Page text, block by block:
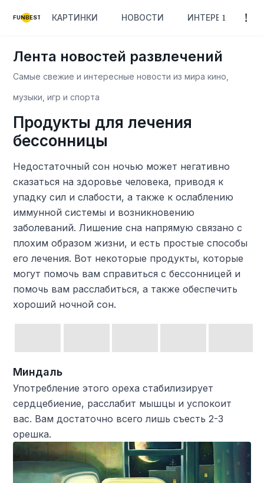
FUNBEST КАРТИНКИ НОВОСТИ ИНТЕРЕСНОЕ
Лента новостей развлечений
Самые свежие и интересные новости из мира кино,
музыки, игр и спорта
Продукты для лечения
бессонницы
Недостаточный сон ночью может негативно
сказаться на здоровье человека, приводя к
упадку сил и слабости, а также к ослаблению
иммунной системы и возникновению
заболеваний. Лишение сна напрямую связано с
плохим образом жизни, и есть простые способы
его лечения. Вот некоторые продукты, которые
могут помочь вам справиться с бессонницей и
помочь вам расслабиться, а также обеспечить
хороший ночной сон.
Миндаль
Употребление этого ореха стабилизирует
сердцебиение, расслабит мышцы и успокоит
вас. Вам достаточно всего лишь съесть 2-3
орешка.